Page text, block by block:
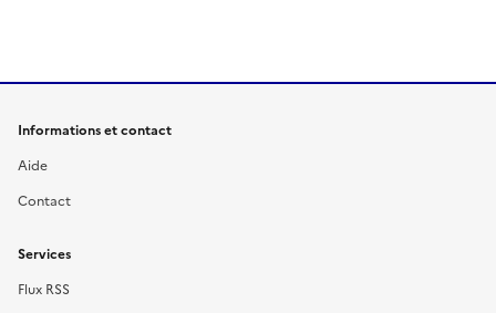
Informations et contact
Aide
Contact
Services
Flux RSS